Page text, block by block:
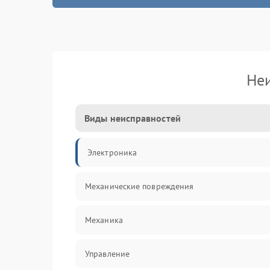
Виды неисправностей
Электроника
Механические повреждения
Механика
Управление